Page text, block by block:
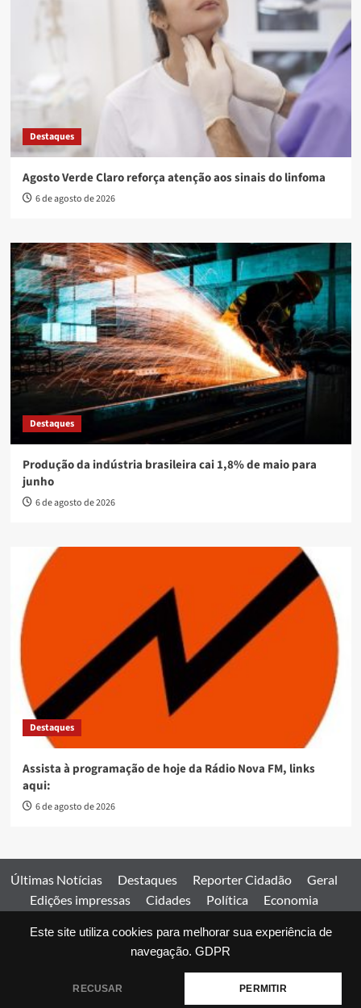
Este site utiliza cookies para melhorar sua experiência de
navegação. GDPR
RECUSAR PERMITIR
Destaques
Agosto Verde Claro reforça atenção aos sinais do linfoma
6 de agosto de 2026
Destaques
Produção da indústria brasileira cai 1,8% de maio para
junho
6 de agosto de 2026
Destaques
Assista à programação de hoje da Rádio Nova FM, links
aqui:
6 de agosto de 2026
Últimas Notícias Destaques Reporter Cidadão
Geral
Edições impressas
Cidades Política
Economia
Comercial
Edições impressas Expediente Home
© 2026 Jornal Estado de Goiás. Todos os direitos reservados.